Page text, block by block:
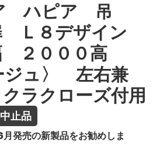
ハピア 吊
Ｌ８デザイン
２０００高
ジュ〉 左右兼
ラクローズ付用
止品
発売の新製品をお勧めしま